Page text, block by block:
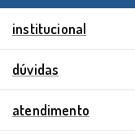
institucional
dúvidas
atendimento